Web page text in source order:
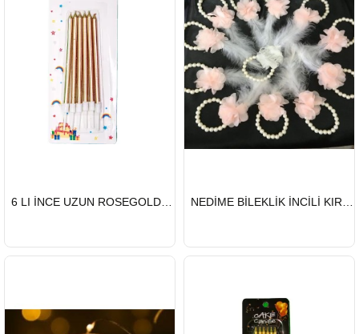
HIZLI
GÖNDERİ
HIZLI
GÖNDERİ